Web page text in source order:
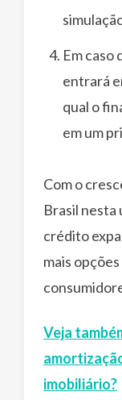
Em caso
entrará
qual o
em um
Com o
Brasil nesta
crédito
mais
Veja
imobiliário?